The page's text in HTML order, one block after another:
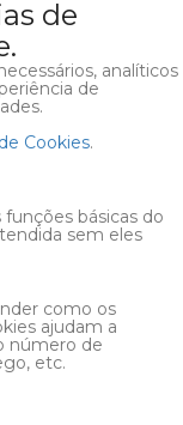
de
analíticos
de
Cookies.
funções básicas do
sem eles
como os
ajudam a
número de
etc.